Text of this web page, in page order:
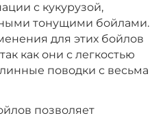
с кукурузой,
тонущими бойлами.
для этих бойлов
как они с легкостью
поводки с весьма
позволяет